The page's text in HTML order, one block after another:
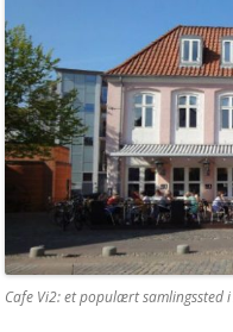
Cafe Vi2: et populært samlingssted